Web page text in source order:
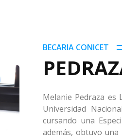
BECARIA CONICET
Melanie Pedraza es
Universidad
cursando una
además, obtuvo una